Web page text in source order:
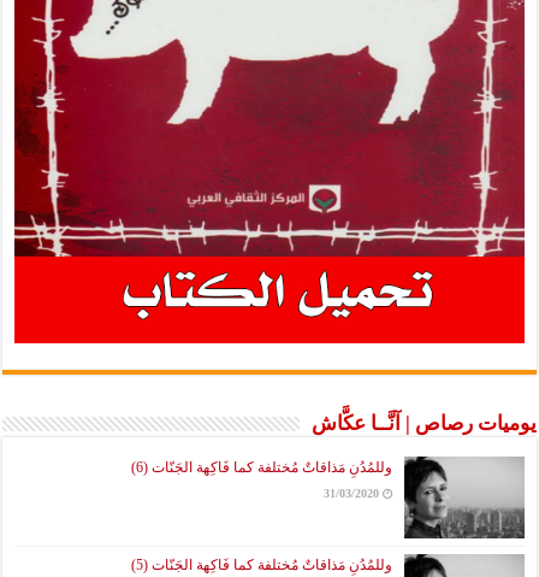
يوميات رصاص | آنَّــا عكَّاش
وللمُدُنِ مَذاقاتٌ مُختلفة كما فَاكِهة الجَنّات (6)
31/03/2020
وللمُدُنِ مَذاقاتٌ مُختلفة كما فَاكِهة الجَنّات (5)